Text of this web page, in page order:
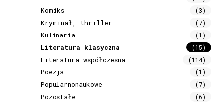
Komiks (3)
Kryminał, thriller (7)
Kulinaria (1)
Literatura klasyczna (15)
Literatura współczesna (114)
Poezja (1)
Popularnonaukowe (7)
Pozostałe (6)